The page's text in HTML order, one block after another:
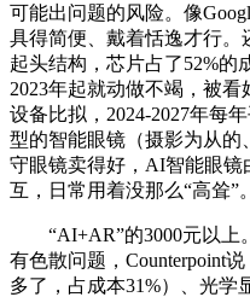
可能出问题的风险。像
具得简便、戴着恬逸才行
起头结构，芯片占了52%的
2023年起就动做不竭，被
设备比拟，2024-2027年每
型的智能眼镜（摄影为从的
守眼镜卖得好，AI智能眼镜
互，日常用着没那么“高耸”
“AI+AR”的3000元以上
有色散问题，Counterpoint
多了，占成本31%）、光学